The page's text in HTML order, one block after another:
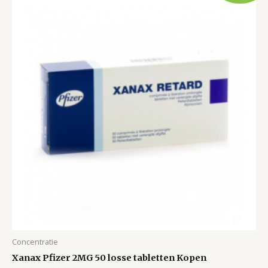
Concentratie
Xanax Pfizer 2MG 50 losse tabletten Kopen